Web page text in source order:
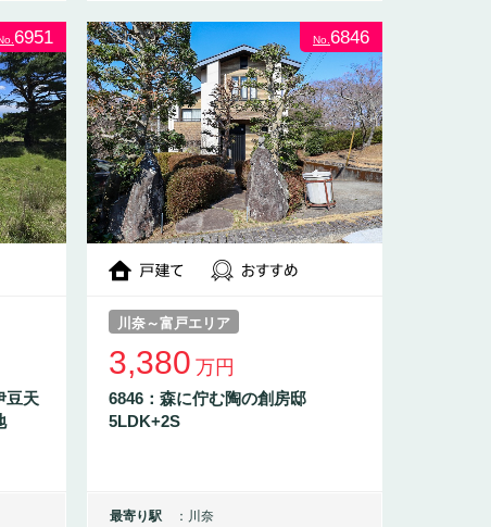
6951
豆天
No. 6846
川奈～富戸エリア
3,380 万円
6846：森に佇む陶の創房邸
5LDK+2S
最寄り駅
川奈